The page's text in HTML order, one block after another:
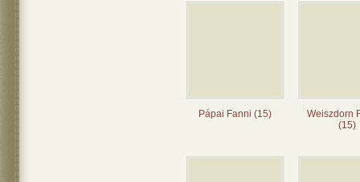
Pápai Fanni (15)
Weiszdorn
(15)